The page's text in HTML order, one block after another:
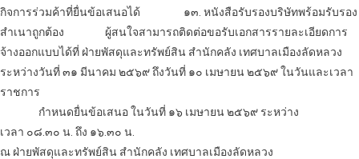
กิจการร่วมค้าที่ยื่นข้อเสนอได้
๑๓. หนังสือรับรองบริษัทพร้อมรับรอง
สำเนาถูกต้อง
ผู้สนใจสามารถติดต่อขอรับเอกสารรายละเอียดการ
จ้างออกแบบได้ที่ ฝ่ายพัสดุและทรัพย์สิน สำนักคลัง เทศบาลเมืองลัดหลวง
ระหว่างวันที่ ๓๑ มีนาคม ๒๕๖๙ ถึงวันที่ ๑๐ เมษายน ๒๕๖๙ ในวันและเวลา
ราชการ
กำหนดยื่นข้อเสนอ ในวันที่ ๑๖ เมษายน ๒๕๖๙ ระหว่าง
เวลา ๐๘.๓๐ น. ถึง ๑๖.๓๐ น.
ณ ฝ่ายพัสดุและทรัพย์สิน สำนักคลัง เทศบาลเมืองลัดหลวง